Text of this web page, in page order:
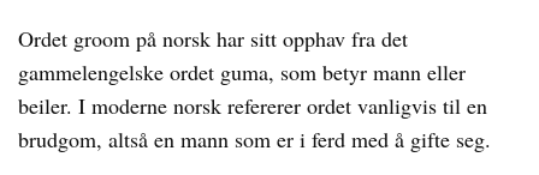
Ordet groom på norsk har sitt opphav fra det
gammelengelske ordet guma, som betyr mann eller
beiler. I moderne norsk refererer ordet vanligvis til en
brudgom, altså en mann som er i ferd med å gifte seg.